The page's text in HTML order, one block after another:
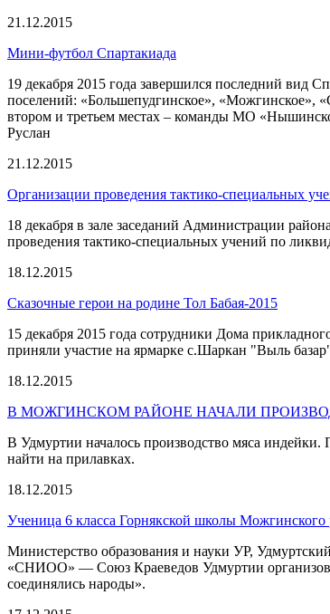
21.12.2015
Мини-футбол Спартакиада
19 декабря 2015 года завершился последний
поселений: «Большепудгинское»,
втором и третьем местах – команды МО
Руслан
21.12.2015
Организации проведения тактико-специальных
18 декабря в зале заседаний Администрации
проведения тактико-специальных учений по
18.12.2015
Сказочные герои на родине Тол Бабая-2015
15 декабря 2015 года сотрудники Дома
приняли участие на ярмарке с.Шаркан "Выль
18.12.2015
В МОЖГИНСКОМ РАЙОНЕ НАЧАЛИ
В Удмуртии началось производство мяса
найти на прилавках.
18.12.2015
Ученица 6 класса Горнякской школы
Министерство образования и науки УР,
«СНИОО» — Союз Краеведов Удмуртии
соединялись народы».